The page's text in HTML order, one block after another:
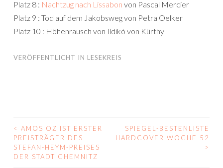
Platz 8 : Nachtzug nach Lissabon von Pascal Mercier
Platz 9 : Tod auf dem Jakobsweg von Petra Oelker
Platz 10 : Höhenrausch von Ildikó von Kürthy
VERÖFFENTLICHT IN LESEKREIS
BEITRAGS-
NAVIGATION
< AMOS OZ IST ERSTER
PREISTRÄGER DES
STEFAN-HEYM-PREISES
DER STADT CHEMNITZ
SPIEGEL-BESTENLISTE
HARDCOVER WOCHE 52
>